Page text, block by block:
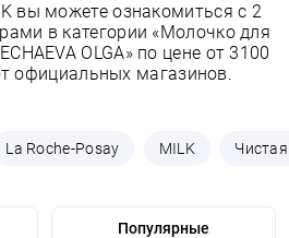
вы можете ознакомиться с 2
в категории «Молочко для
OLGA» по цене от 3100
официальных магазинов.
La Roche-Posay MILK